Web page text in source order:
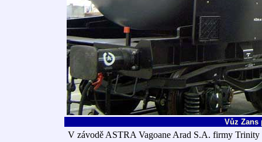
Vůz Zans
V závodě ASTRA Vagoane Arad S.A. firmy Trinity